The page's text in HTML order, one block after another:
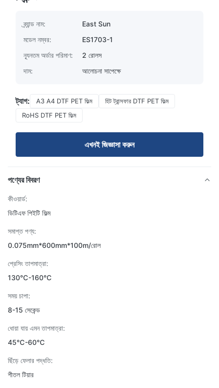
ব্র্যান্ড নাম:
East Sun
মডেল নম্বর:
ES1703-1
ন্যূনতম অর্ডার পরিমাণ:
2 রোলস
দাম:
আলোচনা সাপেক্ষে
ট্যাগ: A3 A4 DTF PET ফিল্ম
হিট ট্রান্সফার DTF PET ফিল্ম
RoHS DTF PET ফিল্ম
এখনই জিজ্ঞাসা করুন
পণ্যের বিবরণ
কীওয়ার্ড:
ডিটিএফ পিইটি ফিল্ম
সমাপ্ত পণ্য:
0.075mm*600mm*100m/রোল
প্রেসিং তাপমাত্রা:
130℃-160℃
সময় চাপা:
8-15 সেকেন্ড
ধোয়া যায় এমন তাপমাত্রা:
45℃-60℃
ছিঁড়ে ফেলার পদ্ধতি:
শীতল টিয়ার